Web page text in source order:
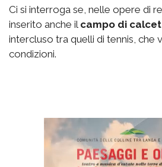
Ci si interroga se, nelle opere di
inserito anche il campo di
intercluso tra quelli di tennis, che
condizioni.